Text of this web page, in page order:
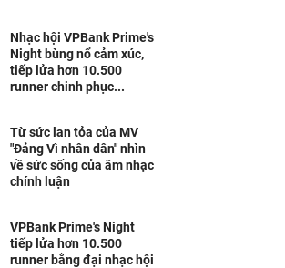
Nhạc hội VPBank Prime's
Night bùng nổ cảm xúc,
tiếp lửa hơn 10.500
runner chinh phục...
Từ sức lan tỏa của MV
"Đảng Vì nhân dân" nhìn
về sức sống của âm nhạc
chính luận
VPBank Prime's Night
tiếp lửa hơn 10.500
runner bằng đại nhạc hội